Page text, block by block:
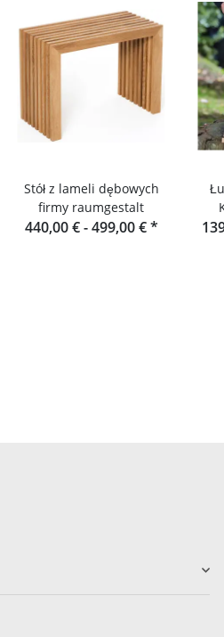
Stół z lameli dębowych
firmy raumgestalt
440,00 € -499,00 €*